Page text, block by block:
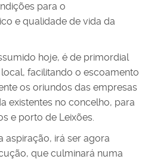
para o
e qualidade de vida da
hoje, é de primordial
facilitando o escoamento
os oriundos das empresas
existentes no concelho, para
e porto de Leixões.
aspiração, irá ser agora
que culminará numa